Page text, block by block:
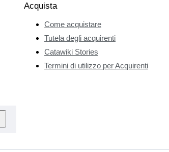
Acquista
Come acquistare
Tutela degli acquirenti
Catawiki Stories
Termini di utilizzo per Acquirenti